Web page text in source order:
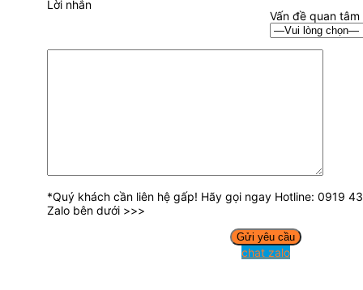
Vấn đề quan tâm
Lời nhắn
*Quý khách cần liên hệ gấp! Hãy gọi ngay Hotline: 0919
Zalo bên dưới >>>
chat zalo